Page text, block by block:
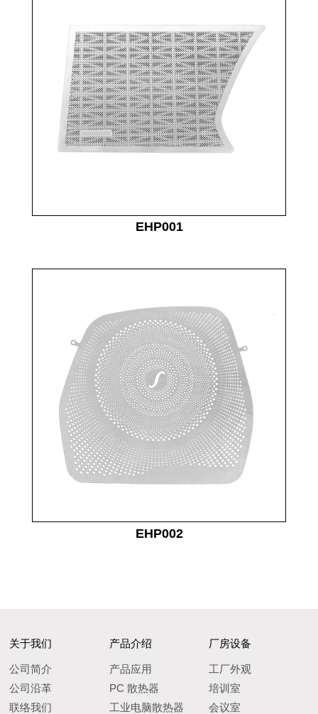
EHP001
EHP002
关于我们
公司简介
公司沿革
联络我们
产品介绍
产品应用
PC 散热器
工业电脑散热器
厂房设备
工厂外观
培训室
会议室